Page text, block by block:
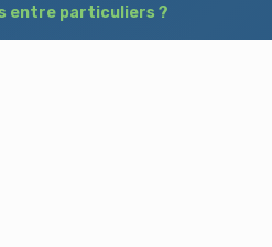
entre particuliers ?